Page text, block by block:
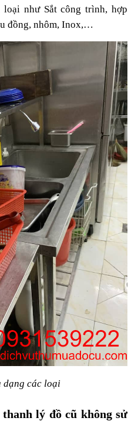
như Sắt công trình, hợp
đồng, nhôm, Inox,…
dạng các loại
lý đồ cũ không sử